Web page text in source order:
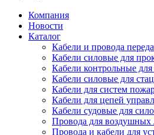
Компания
Новости
Каталог
Кабели и провода
Кабели силовые для
Кабели контрольные
Кабели силовые для
Кабели для систем
Кабели для цепей
Кабели судовые для
Провода для воздушных
Провода и кабели для